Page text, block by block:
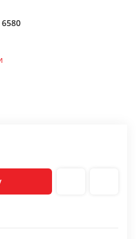
6580